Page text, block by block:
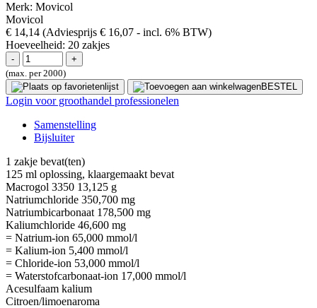
Merk: Movicol
Movicol
€ 14,14 (Adviesprijs € 16,07 - incl. 6% BTW)
Hoeveelheid: 20 zakjes
(max. per 2000)
BESTEL
Login voor groothandel professionelen
Samenstelling
Bijsluiter
1 zakje bevat(ten)
125 ml oplossing, klaargemaakt bevat
Macrogol 3350 13,125 g
Natriumchloride 350,700 mg
Natriumbicarbonaat 178,500 mg
Kaliumchloride 46,600 mg
= Natrium-ion 65,000 mmol/l
= Kalium-ion 5,400 mmol/l
= Chloride-ion 53,000 mmol/l
= Waterstofcarbonaat-ion 17,000 mmol/l
Acesulfaam kalium
Citroen/limoenaroma